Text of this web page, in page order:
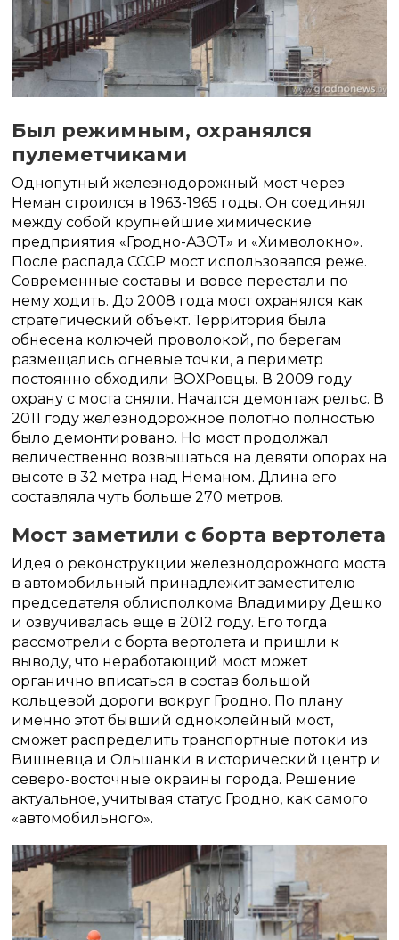
Был режимным, охранялся
пулеметчиками
Однопутный железнодорожный мост через
Неман строился в 1963-1965 годы. Он соединял
между собой крупнейшие химические
предприятия «Гродно-АЗОТ» и «Химволокно».
После распада СССР мост использовался реже.
Современные составы и вовсе перестали по
нему ходить. До 2008 года мост охранялся как
стратегический объект. Территория была
обнесена колючей проволокой, по берегам
размещались огневые точки, а периметр
постоянно обходили ВОХРовцы. В 2009 году
охрану с моста сняли. Начался демонтаж рельс. В
2011 году железнодорожное полотно полностью
было демонтировано. Но мост продолжал
величественно возвышаться на девяти опорах на
высоте в 32 метра над Неманом. Длина его
составляла чуть больше 270 метров.
Мост заметили с борта вертолета
Идея о реконструкции железнодорожного моста
в автомобильный принадлежит заместителю
председателя облисполкома Владимиру Дешко
и озвучивалась еще в 2012 году. Его тогда
рассмотрели с борта вертолета и пришли к
выводу, что неработающий мост может
органично вписаться в состав большой
кольцевой дороги вокруг Гродно. По плану
именно этот бывший одноколейный мост,
сможет распределить транспортные потоки из
Вишневца и Ольшанки в исторический центр и
северо-восточные окраины города. Решение
актуальное, учитывая статус Гродно, как самого
«автомобильного».